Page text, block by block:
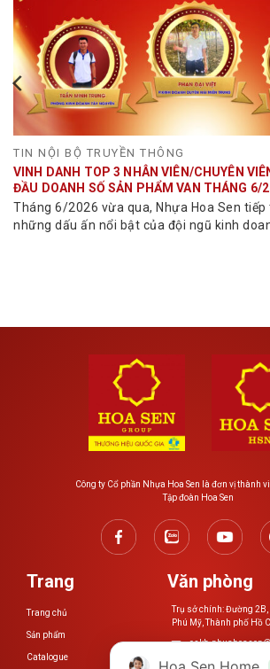
TIN NỘI BỘ TRUYỀN THÔNG
VINH DANH TOP 3 NHÂN VIÊN/CHUYÊN
ĐẦU DOANH SỐ SẢN PHẨM VAN THÁNG 6/
Tháng 6/2026 vừa qua, Nhựa Hoa Sen tiếp
những dấu ấn nổi bật của đội ngũ kinh
Công ty Cổ phần Nhựa Hoa Sen là đơn vị thành
Tập đoàn Hoa Sen
Trang
Trang chủ
Sản phẩm
Catalogue
Văn phòng
Trụ sở chính: Đường 2B,
Phú Mỹ, Thành phố Hồ